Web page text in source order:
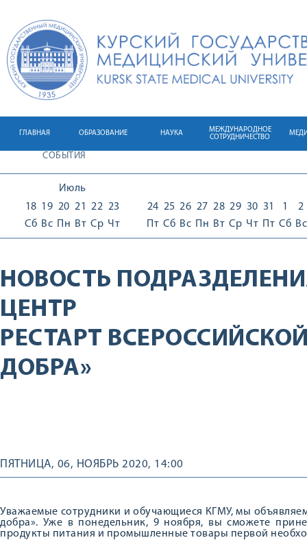
ГЛАВНАЯ ОБРАЗОВАНИЕ НАУКА
МЕЖДУНАРОДНОЕ
СОТРУДНИЧЕСТВО
СОБЫТИЯ
Июль
18
Сб
19
Вс
20
Пн
21
Вт
22
Ср
23
Чт
24
Пт
25
Сб
26
Вс
27
Пн
28
Вт
29
Ср
30
Чт
31
Пт
1
Сб
2
Вс
НОВОСТЬ
ЦЕНТР
РЕСТАРТ
ДОБРА»
ПЯТНИЦА, 06, НОЯБРЬ 2020, 14:00
Уважаемые сотрудники и обучающиеся КГМУ, мы
добра». Уже в понедельник, 9 ноября, вы сможете
продукты питания и промышленные товары первой